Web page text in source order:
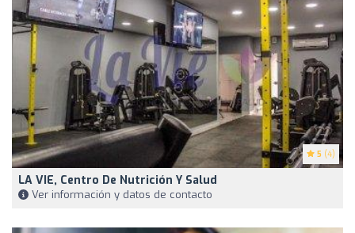
5 (4)
LA VIE, Centro De Nutrición Y Salud
Ver información y datos de contacto